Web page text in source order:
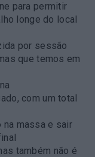
para permitir
longe do local
por sessão
que temos em
com um total
na massa e sair
também não é